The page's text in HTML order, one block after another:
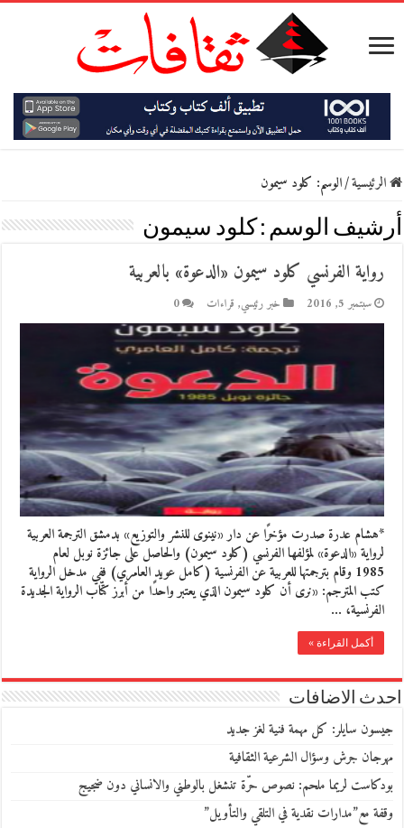
الرئيسية/الوسم: كلود سيمون
أرشيف الوسم : كلود سيمون
رواية الفرنسي كلود سيمون «الدعوة» بالعربية
سبتمبر 5, 2016 خبر رئيسي, قراءات 0
*هشام عدرة صدرت مؤخرًا عن دار «نينوى للنشر والتوزيع» بدمشق الترجمة العربية
لرواية «الدعوة» لمؤلفها الفرنسي (كلود سيمون) والحاصل على جائزة نوبل لعام
1985 وقام بترجمتها للعربية عن الفرنسية (كامل عويد العامري) ففي مدخل الرواية
كتب المترجم: «نرى أن كلود سيمون الذي يعتبر واحدًا من أبرز كتّاب الرواية الجديدة
الفرنسية، …
أكمل القراءة »
احدث الاضافات
جيسون سايلر: كل مهمة فنية لغز جديد
مهرجان جرش وسؤال الشرعية الثقافية
بودكاست لريما ملحم: نصوص حرّة تنشغل بالوطني والانساني دون ضجيج
وقفة مع”مدارات نقدية في التلقي والتأويل”